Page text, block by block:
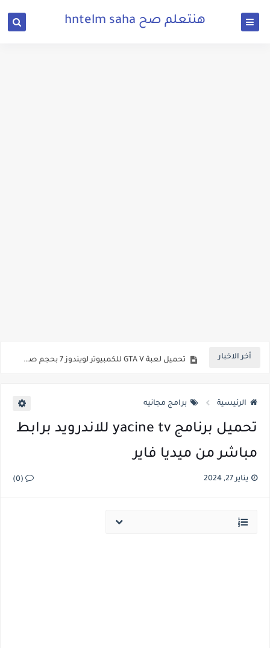
هنتعلم صح hntelm saha
أخر الاخبار تحميل لعبة GTA V للكمبيوتر لويندوز 7 بحجم صغير من ميديا فاير
الرئيسية برامج مجانيه
تحميل برنامج yacine tv للاندرويد برابط
مباشر من ميديا فاير
يناير 27, 2024 (0)